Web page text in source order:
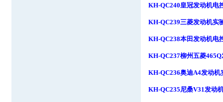
KH-QC240皇冠发动机电
KH-QC239三菱发动机实
KH-QC238本田发动机电
KH-QC237柳州五菱465Q
KH-QC236奥迪A4发动机
KH-QC235尼桑V31发动